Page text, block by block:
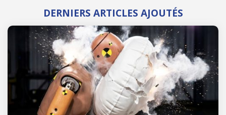
DERNIERS ARTICLES AJOUTÉS